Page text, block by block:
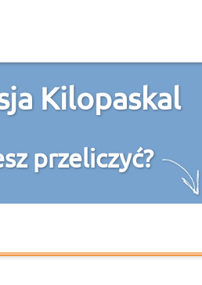
Kilopaskal
przeliczyć?